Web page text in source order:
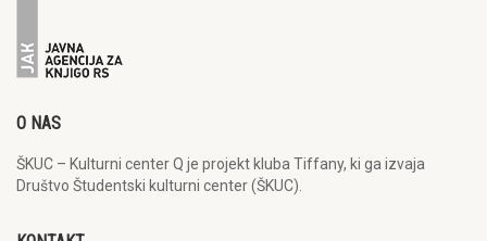
O NAS
ŠKUC – Kulturni center Q je projekt kluba Tiffany, ki ga izvaja
Društvo Študentski kulturni center (ŠKUC).